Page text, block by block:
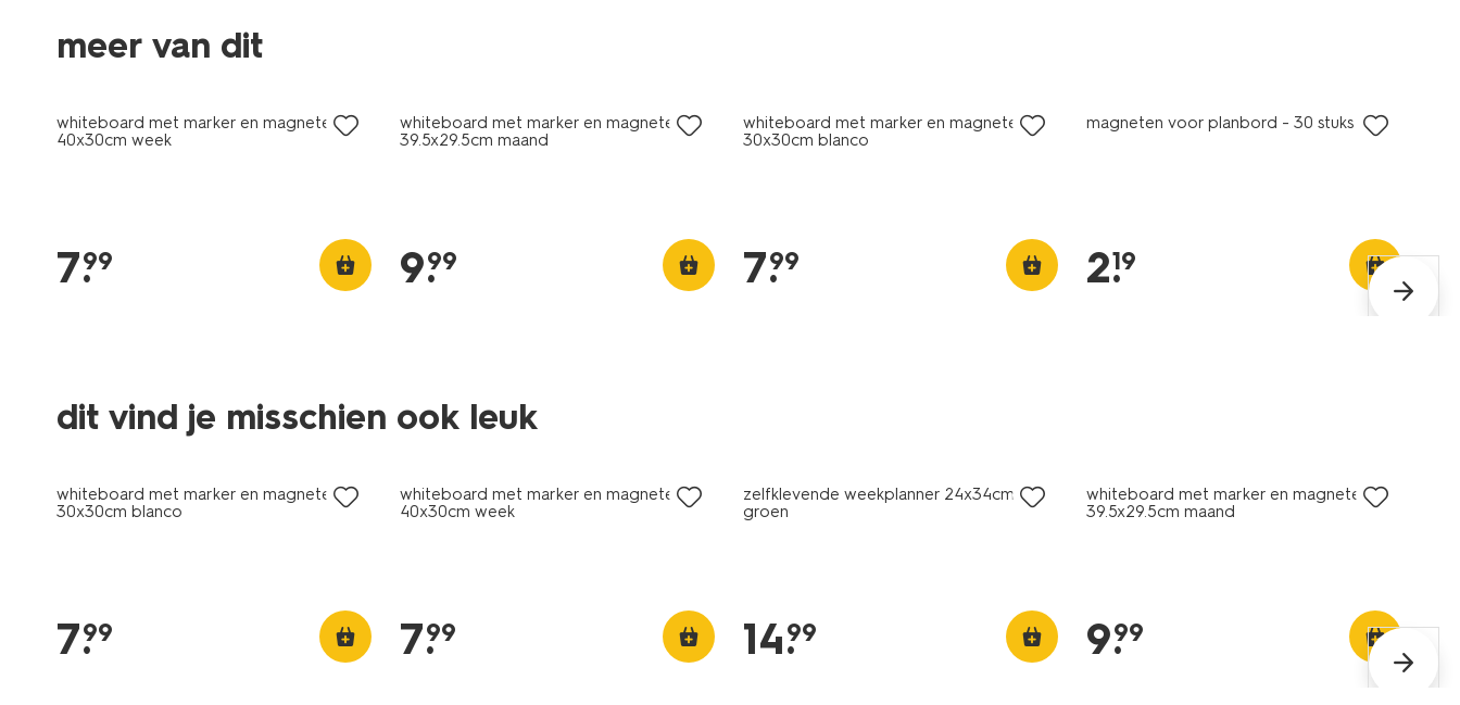
meer van dit
whiteboard met marker en magneten
40x30cm week
7.
99
whiteboard met marker en magneten
39.5x29.5cm maand
9.
99
whiteboard met marker en magneten
30x30cm blanco
7.
99
magneten voor planbord - 30 stuks
2.
19
dit vind je misschien ook leuk
whiteboard met marker en magneten
30x30cm blanco
7.
99
whiteboard met marker en magneten
40x30cm week
7.
99
zelfklevende weekplanner 24x34cm
groen
14.
99
whiteboard met marker en magneten
39.5x29.5cm maand
9.
99